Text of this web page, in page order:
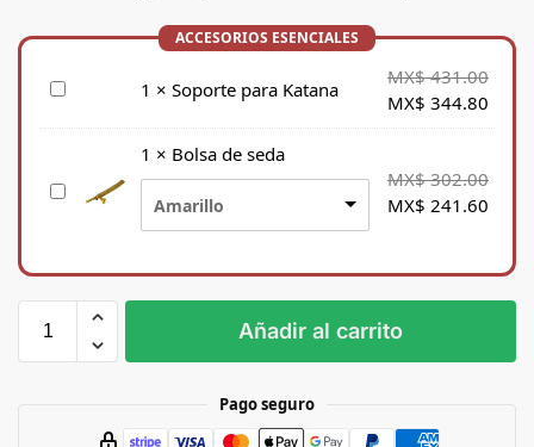
S
r
p
a
r
1 × Soporte para Katana
MX$431.00
MX$ 344.80
B
s
a
d
1 × Bolsa de seda
Amarillo
MX$302.00
MX$ 241.60
Añadir al carrito
Pago seguro